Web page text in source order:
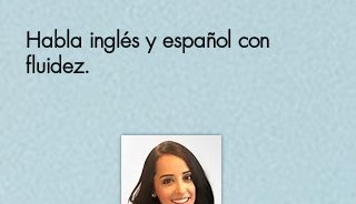
Habla inglésy español con
fluidez.